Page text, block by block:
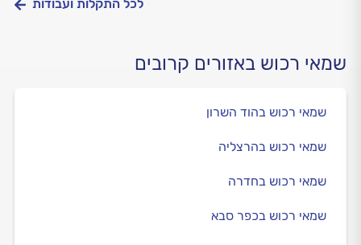
לכל התקלות ועבודות
שמאי רכוש באזורים קרובים
שמאי רכוש בהוד השרון
שמאי רכוש בהרצליה
שמאי רכוש בחדרה
שמאי רכוש בכפר סבא